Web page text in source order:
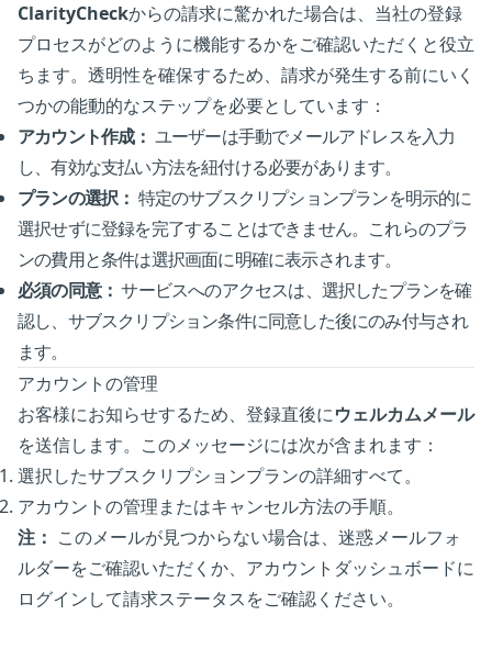
ClarityCheckからの請求に驚かれた場合は、当社の登録
プロセスがどのように機能するかをご確認いただくと役立
ちます。透明性を確保するため、請求が発生する前にいく
つかの能動的なステップを必要としています：
アカウント作成： ユーザーは手動でメールアドレスを入力
し、有効な支払い方法を紐付ける必要があります。
プランの選択： 特定のサブスクリプションプランを明示的に
選択せずに登録を完了することはできません。これらのプラ
ンの費用と条件は選択画面に明確に表示されます。
必須の同意： サービスへのアクセスは、選択したプランを確
認し、サブスクリプション条件に同意した後にのみ付与され
ます。
アカウントの管理
お客様にお知らせするため、登録直後にウェルカムメール
を送信します。このメッセージには次が含まれます：
選択したサブスクリプションプランの詳細すべて。
アカウントの管理またはキャンセル方法の手順。
注： このメールが見つからない場合は、迷惑メールフォ
ルダーをご確認いただくか、アカウントダッシュボードに
ログインして請求ステータスをご確認ください。